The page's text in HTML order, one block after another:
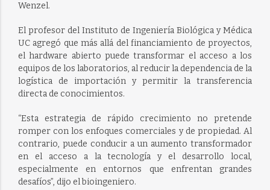
Wenzel.
El profesor del Instituto de Ingeniería Biológica y Médica
UC agregó que más allá del financiamiento de proyectos,
el hardware abierto puede transformar el acceso a los
equipos de los laboratorios, al reducir la dependencia de la
logística de importación y permitir la transferencia
directa de conocimientos.
“Esta estrategia de rápido crecimiento no pretende
romper con los enfoques comerciales y de propiedad. Al
contrario, puede conducir a un aumento transformador
en el acceso a la tecnología y el desarrollo local,
especialmente en entornos que enfrentan grandes
desafíos”, dijo el bioingeniero.